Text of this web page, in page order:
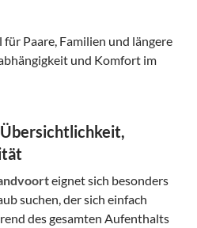
Paare, Familien und längere
und Komfort im
eignet sich besonders
suchen, der sich einfach
des gesamten Aufenthalts